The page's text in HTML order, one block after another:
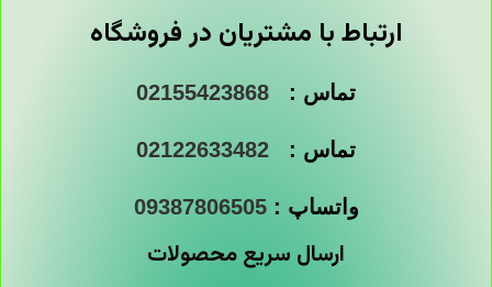
ارتباط با مشتریان در فروشگاه
تماس : 02155423868
تماس : 02122633482
واتساپ :09387806505
ارسال سریع محصولات